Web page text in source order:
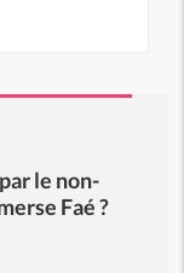
le non-
Faé ?